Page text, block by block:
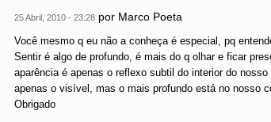
25 Abril, 2010 - 23:28por Marco Poeta
Você mesmo q eu não a conheça é especial, pq
Sentir é algo de profundo, é mais do q olhar e ficar
aparência é apenas o reflexo subtil do interior do
apenas o visível, mas o mais profundo está no nosso
Obrigado